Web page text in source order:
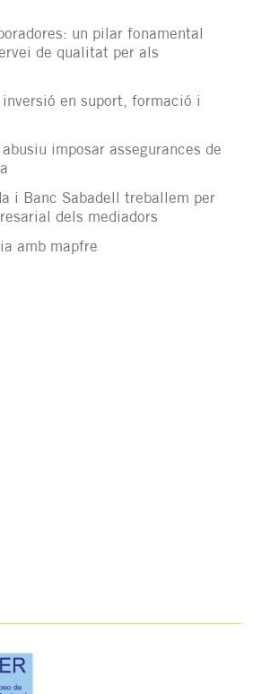
un pilar fonamental
de qualitat per als
inversió en suport, formació i
imposar assegurances de
i Banc Sabadell treballem per
dels mediadors
amb mapfre